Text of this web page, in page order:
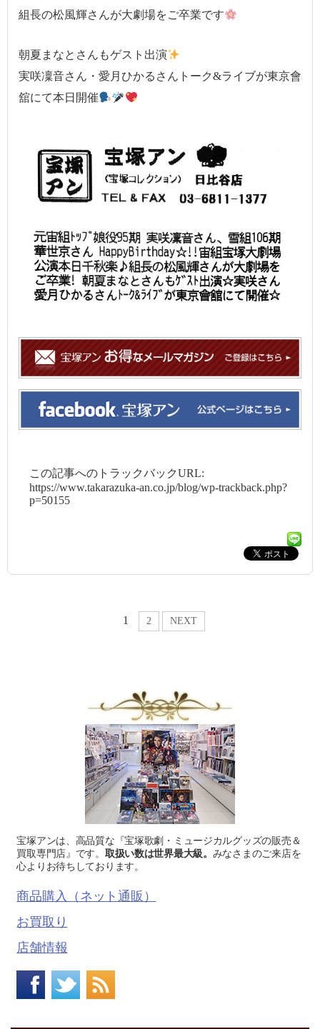
組長の松風輝さんが大劇場をご卒業です
朝夏まなとさんもゲスト出演
実咲凜音さん・愛月ひかるさんトーク&ライブが東京會
舘にて本日開催
この記事へのトラックバックURL:
https://www.takarazuka-an.co.jp/blog/wp-trackback.php?
p=50155
1 2 NEXT
宝塚アンは、高品質な『宝塚歌劇・ミュージカルグッズの販売＆
買取専門店』です。 取扱い数は世界最大級。 みなさまのご来店を
心よりお待ちしております。
商品購入（ネット通販）
お買取り
店舗情報